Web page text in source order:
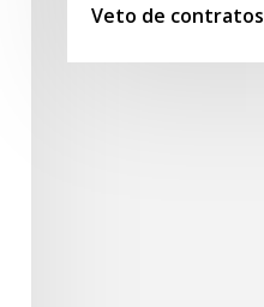
Veto de contratos